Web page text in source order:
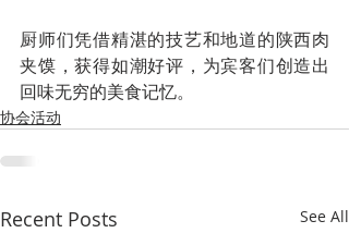
厨师们凭借精湛的技艺和地道的陕西肉
夹馍，获得如潮好评，为宾客们创造出
回味无穷的美食记忆。
协会活动
Recent Posts See All